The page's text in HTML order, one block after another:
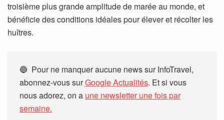
troisième plus grande amplitude de marée au monde, et
bénéficie des conditions idéales pour élever et récolter les
huîtres.
🔵 Pour ne manquer aucune news sur InfoTravel,
abonnez-vous surGoogle Actualités. Et si vous
nous adorez, on a une newsletter une fois par
semaine.